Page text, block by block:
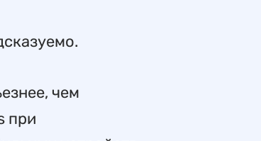
чем
при